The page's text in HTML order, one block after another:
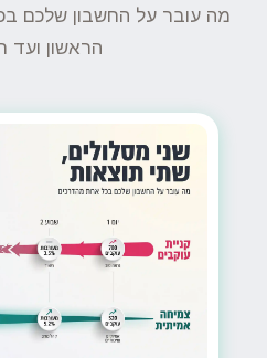
מה עובר על החשבון שלכם
הראשון ועד